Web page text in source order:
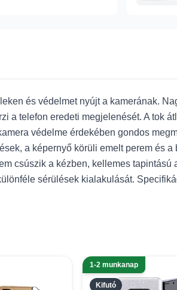
és védelmet nyújt a kamerának.
telefon eredeti megjelenését. A tok
védelme érdekében gondos
a képernyő körüli emelt perem és
csúszik a kézben, kellemes
sérülések kialakulását.
Kifutó
1-2 munkanap